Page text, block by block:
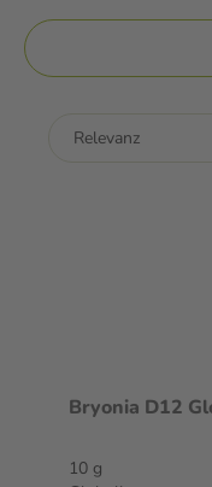
Bryonia D12
10 g